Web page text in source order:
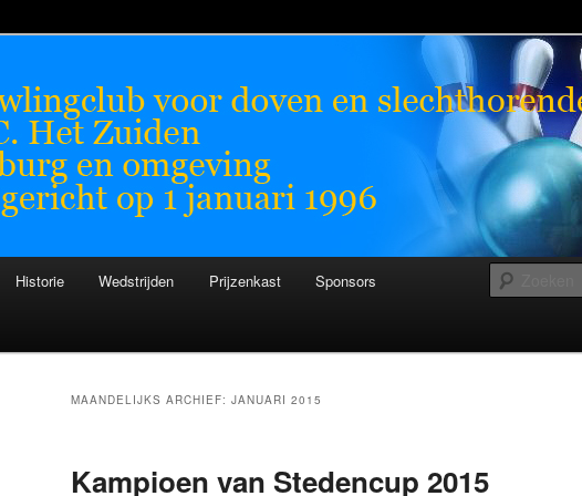
Historie Wedstrijden Prijzenkast Sponsors
MAANDELIJKS ARCHIEF: JANUARI 2015
Kampioen van Stedencup 2015